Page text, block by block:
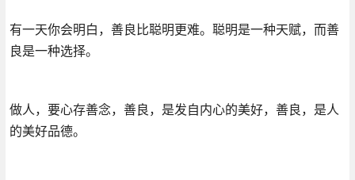
有一天你会明白，善良比聪明更难。聪明是一种天赋，而善
良是一种选择。
做人，要心存善念，善良，是发自内心的美好，善良，是人
的美好品德。